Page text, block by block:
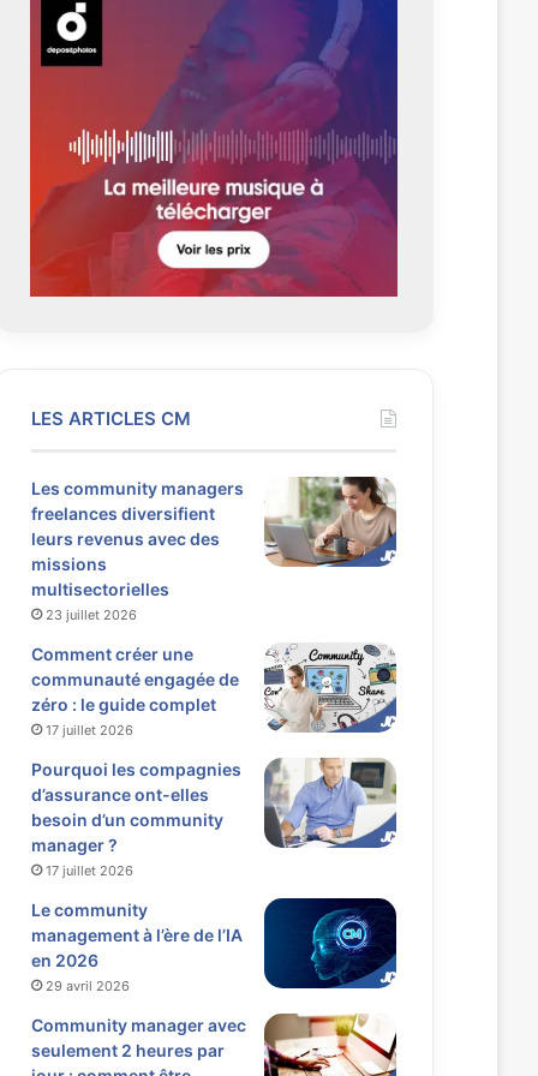
LES ARTICLES CM
Les community managers
freelances diversifient
leurs revenus avec des
missions
multisectorielles
23 juillet 2026
Comment créer une
communauté engagée de
zéro : le guide complet
17 juillet 2026
Pourquoi les compagnies
d’assurance ont-elles
besoin d’un community
manager ?
17 juillet 2026
Le community
management à l’ère de l’IA
en 2026
29 avril 2026
Community manager avec
seulement 2 heures par